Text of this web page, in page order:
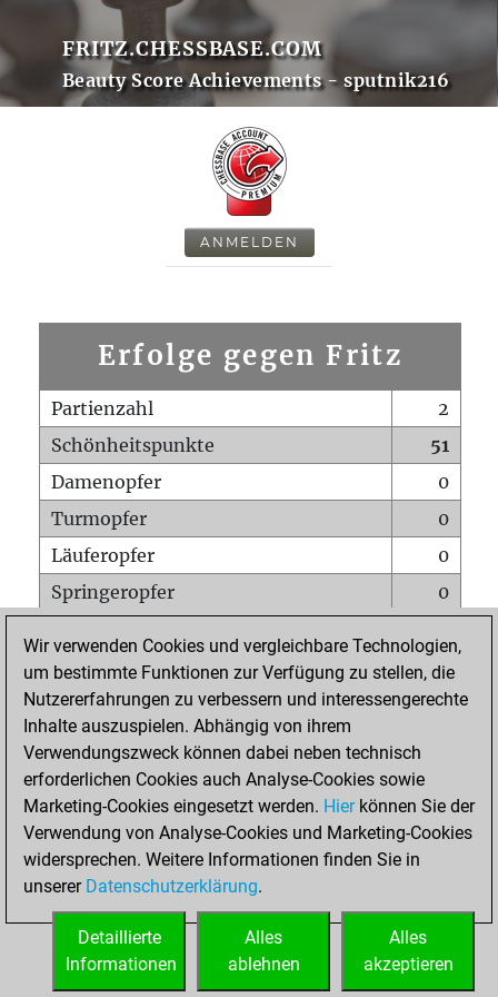
FRITZ.CHESSBASE.COM
Beauty Score Achievements - sputnik216
ANMELDEN
Erfolge gegen Fritz
Partienzahl
2
Schönheitspunkte
51
Damenopfer
0
Turmopfer
0
Läuferopfer
0
Springeropfer
0
Matt auf vollem Brett
0
Bauer setzt Matt
0
Erstickte Matts
Unterverwandlungen
Türme auf der siebten
0
STARTSEITE
Wir verwenden Cookies und vergleichbare Technologien,
um bestimmte Funktionen zur Verfügung zu stellen, die
Nutzererfahrungen zu verbessern und interessengerechte
Inhalte auszuspielen. Abhängig von ihrem
Verwendungszweck können dabei neben technisch
erforderlichen Cookies auch Analyse-Cookies sowie
Marketing-Cookies eingesetzt werden. Hierkönnen Sie der
Verwendung von Analyse-Cookies und Marketing-Cookies
widersprechen. Weitere Informationen finden Sie in
unserer Datenschutzerklärung.
Alles
akzeptieren
Alles
ablehnen
Detaillierte
Informationen